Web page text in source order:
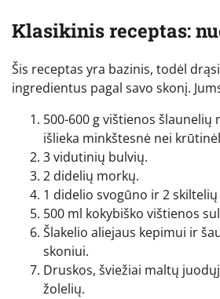
Klasikinis receptas:
Šis receptas yra bazinis, todėl
ingredientus pagal savo skonį.
500-600 g vištienos šlaunelių
išlieka minkštesnė nei
3 vidutinių bulvių.
2 didelių morkų.
1 didelio svogūno ir 2 skiltelių
500 ml kokybiško vištienos
Šlakelio aliejaus kepimui ir
skoniui.
Druskos, šviežiai maltų
žolelių.